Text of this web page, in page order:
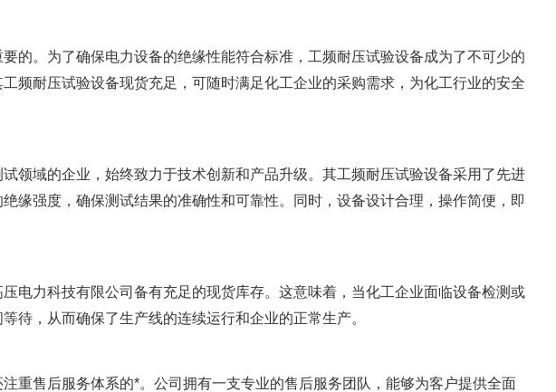
的。为了确保电力设备的绝缘性能符合标准，工频耐压试验设备成为了不可少的
频耐压试验设备现货充足，可随时满足化工企业的采购需求，为化工行业的安全
领域的企业，始终致力于技术创新和产品升级。其工频耐压试验设备采用了先进
缘强度，确保测试结果的准确性和可靠性。同时，设备设计合理，操作简便，即
电力科技有限公司备有充足的现货库存。这意味着，当化工企业面临设备检测或
待，从而确保了生产线的连续运行和企业的正常生产。
重售后服务体系的*。公司拥有一支专业的售后服务团队，能够为客户提供全面